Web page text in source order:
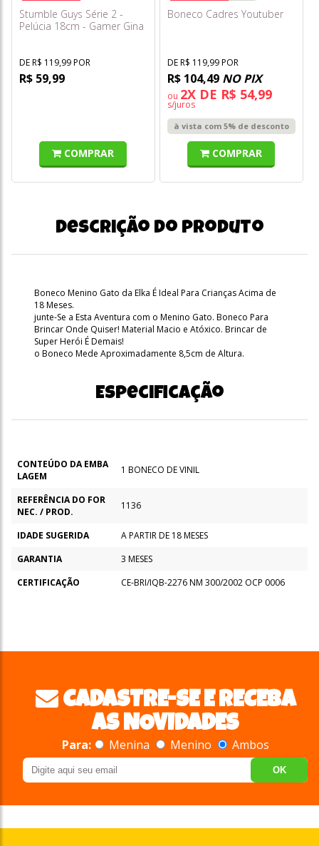
Stumble Guys Série 2 -
Pelúcia 18cm - Gamer Gina
DE R$ 119,99 POR
R$ 59,99
COMPRAR
Boneco Cadres Youtuber
DE R$ 119,99 POR
R$ 104,49 NO PIX
ou 2X DE R$ 54,99
s/juros
à vista com 5% de desconto
COMPRAR
Descrição do produto
Boneco Menino Gato da Elka É Ideal Para Crianças Acima de
18 Meses.
junte-Se a Esta Aventura com o Menino Gato. Boneco Para
Brincar Onde Quiser! Material Macio e Atóxico. Brincar de
Super Herói É Demais!
o Boneco Mede Aproximadamente 8,5cm de Altura.
Especificação
CONTEÚDO DA EMBA
LAGEM
1 BONECO DE VINIL
REFERÊNCIA DO FOR
NEC. / PROD.
1136
IDADE SUGERIDA
A PARTIR DE 18 MESES
GARANTIA
3 MESES
CERTIFICAÇÃO
CE-BRI/IQB-2276 NM 300/2002 OCP 0006
CADASTRE-SE E RECEBA
AS NOVIDADES
Para: Menina Menino Ambos
OK